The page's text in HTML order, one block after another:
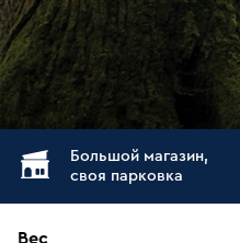
Большой магазин,
своя парковка
Вес